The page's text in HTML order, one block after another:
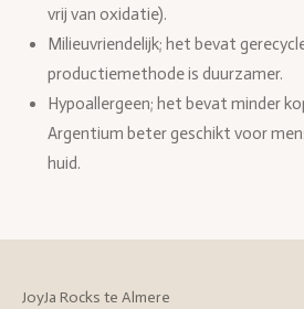
vrij van oxidatie).
Milieuvriendelijk; het bevat
productiemethode is duurzamer.
Hypoallergeen; het bevat minder
Argentium beter geschikt voor
huid.
JoyJa Rocks te Almere